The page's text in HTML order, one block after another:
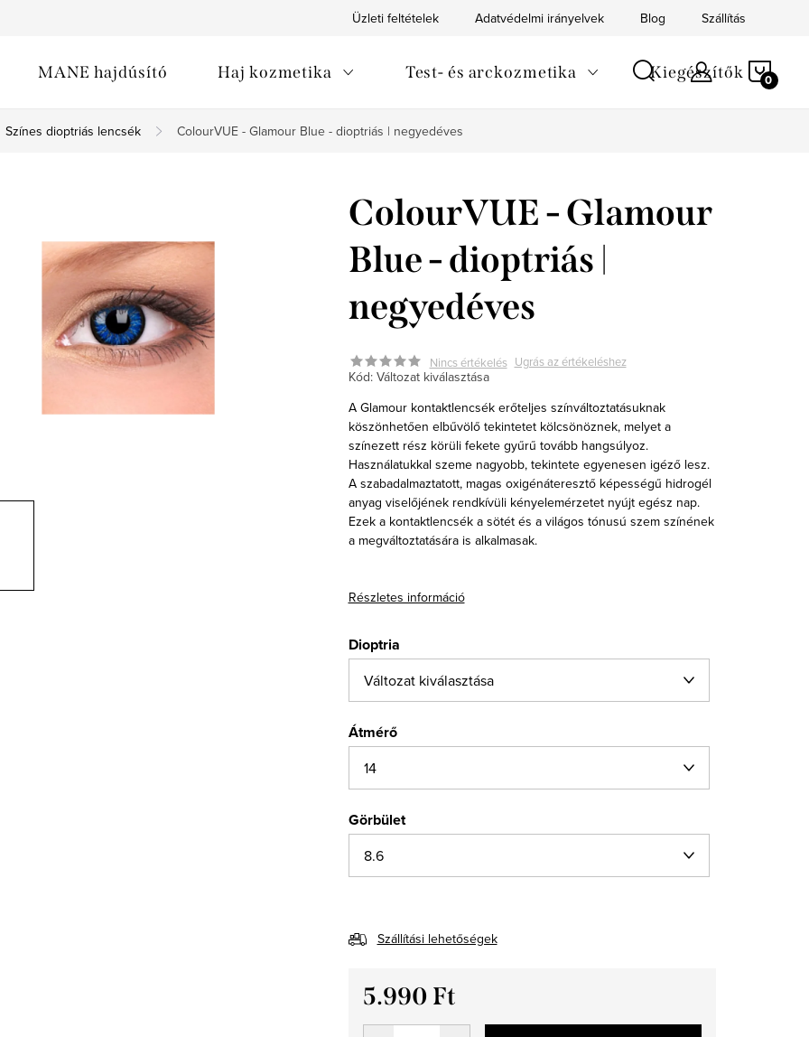
Üzleti feltételek Adatvédelmi irányelvek Blog Szállítás
MANE hajdúsító Haj kozmetika Test- és arckozmetika Kiegészítők
Színes dioptriás lencsék ColourVUE - Glamour Blue - dioptriás | negyedéves
ColourVUE - Glamour
Blue - dioptriás |
negyedéves
Nincs értékelés Ugrás az értékeléshez
Kód: Változat kiválasztása
A Glamour kontaktlencsék erőteljes színváltoztatásuknak
köszönhetően elbűvölő tekintetet kölcsönöznek, melyet a
színezett rész körüli fekete gyűrű tovább hangsúlyoz.
Használatukkal szeme nagyobb, tekintete egyenesen igéző lesz.
A szabadalmaztatott, magas oxigénáteresztő képességű hidrogél
anyag viselőjének rendkívüli kényelemérzetet nyújt egész nap.
Ezek a kontaktlencsék a sötét és a világos tónusú szem színének
a megváltoztatására is alkalmasak.
Részletes információ
Dioptria
Átmérő
Görbület
Szállítási lehetőségek
5.990 Ft
Egységár: